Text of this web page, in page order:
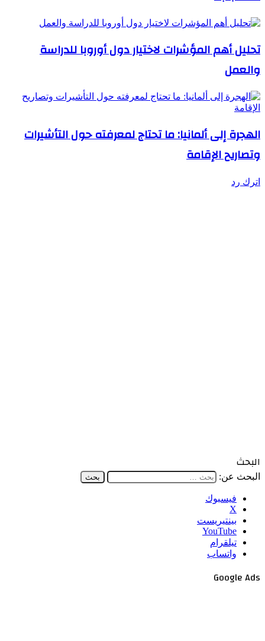
تحليل أهم المؤشرات لاختيار دول أوروبا للدراسة
والعمل
الهجرة إلى ألمانيا: ما تحتاج لمعرفته حول التأشيرات
وتصاريح الإقامة
اترك رد
البحث
البحث عن:
فيسبوك
‫X
بينتيريست
‫YouTube
تيلقرام
واتساب
Google Ads